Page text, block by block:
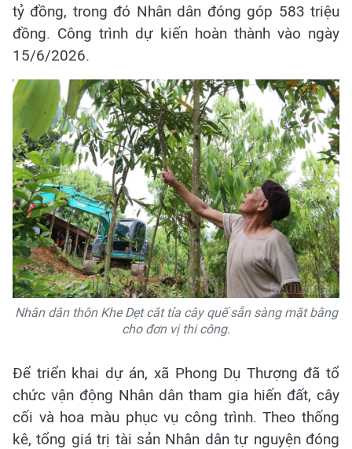
tỷ đồng, trong đó Nhân dân đóng góp 583 triệu
đồng. Công trình dự kiến hoàn thành vào ngày
15/6/2026.
Nhân dân thôn Khe Dẹt cắt tỉa cây quế sẵn sàng mặt bằng
cho đơn vị thi công.
Để triển khai dự án, xã Phong Dụ Thượng đã tổ
chức vận động Nhân dân tham gia hiến đất, cây
cối và hoa màu phục vụ công trình. Theo thống
kê, tổng giá trị tài sản Nhân dân tự nguyện đóng